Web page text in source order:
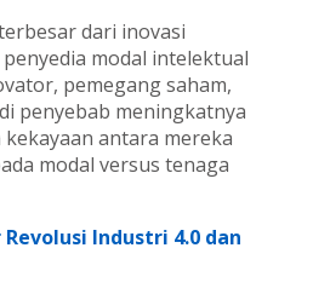
dari inovasi
modal intelektual
pemegang saham,
penyebab meningkatnya
antara mereka
modal versus tenaga
Revolusi Industri 4.0 dan